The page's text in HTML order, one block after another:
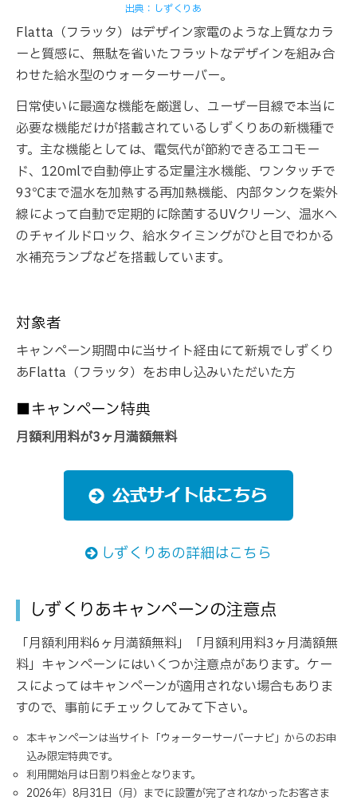
出典：しずくりあ
Flatta（フラッタ）はデザイン家電のような上質なカラ
ーと質感に、無駄を省いたフラットなデザインを組み合
わせた給水型のウォーターサーバー。
日常使いに最適な機能を厳選し、ユーザー目線で本当に
必要な機能だけが搭載されているしずくりあの新機種で
す。主な機能としては、電気代が節約できるエコモー
ド、120mlで自動停止する定量注水機能、ワンタッチで
93℃まで温水を加熱する再加熱機能、内部タンクを紫外
線によって自動で定期的に除菌するUVクリーン、温水へ
のチャイルドロック、給水タイミングがひと目でわかる
水補充ランプなどを搭載しています。
対象者
キャンペーン期間中に当サイト経由にて新規でしずくり
あFlatta（フラッタ）をお申し込みいただいた方
■キャンペーン特典
月額利用料が3ヶ月満額無料
しずくりあの詳細はこちら
しずくりあキャンペーンの注意点
「月額利用料6ヶ月満額無料」「月額利用料3ヶ月満額無
料」キャンペーンにはいくつか注意点があります。ケー
スによってはキャンペーンが適用されない場合もありま
すので、事前にチェックしてみて下さい。
本キャンペーンは当サイト「ウォーターサーバーナビ」からのお申
込み限定特典です。
利用開始月は日割り料金となります。
2026年）8月31日（月）までに設置が完了されなかったお客さま